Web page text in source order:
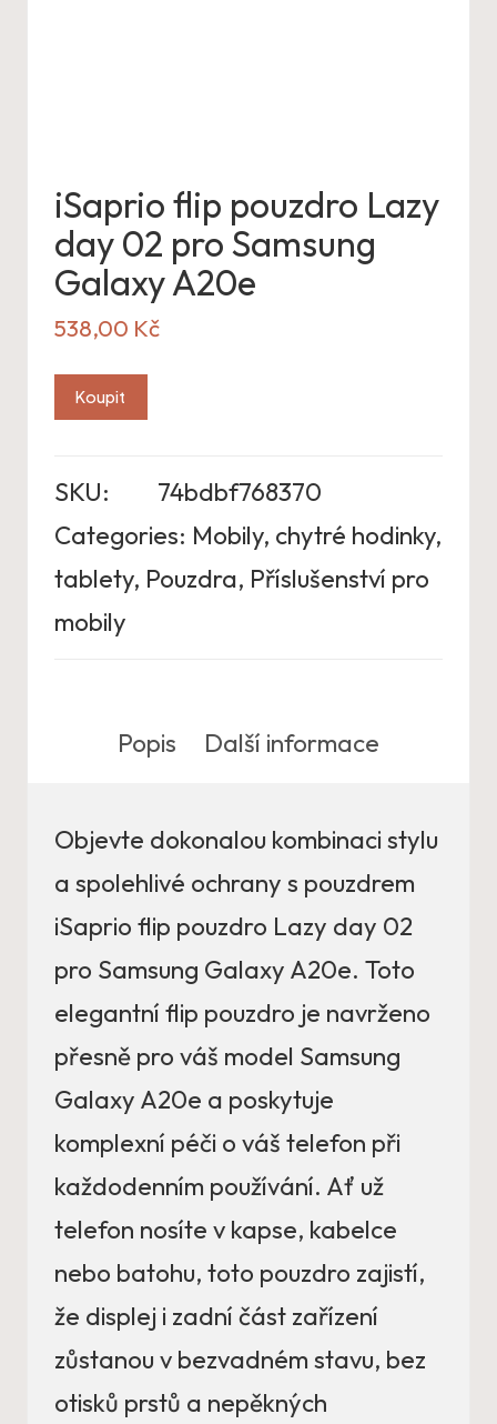
iSaprio flip pouzdro Lazy
day 02 pro Samsung
Galaxy A20e
538,00 Kč
Koupit
SKU:
74bdbf768370
Categories: Mobily, chytré hodinky,
tablety, Pouzdra, Příslušenství pro
mobily
Popis Další informace
Objevte dokonalou kombinaci stylu
a spolehlivé ochrany s pouzdrem
iSaprio flip pouzdro Lazy day 02
pro Samsung Galaxy A20e. Toto
elegantní flip pouzdro je navrženo
přesně pro váš model Samsung
Galaxy A20e a poskytuje
komplexní péči o váš telefon při
každodenním používání. Ať už
telefon nosíte v kapse, kabelce
nebo batohu, toto pouzdro zajistí,
že displej i zadní část zařízení
zůstanou v bezvadném stavu, bez
otisků prstů a nepěkných